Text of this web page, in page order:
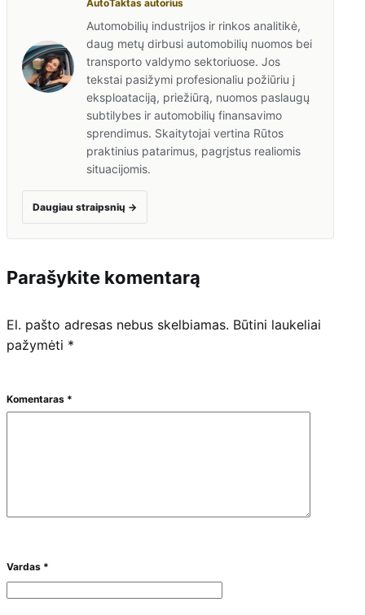
AutoTaktas autorius
Automobilių industrijos ir rinkos analitikė,
daug metų dirbusi automobilių nuomos bei
transporto valdymo sektoriuose. Jos
tekstai pasižymi profesionaliu požiūriu į
eksploataciją, priežiūrą, nuomos paslaugų
subtilybes ir automobilių finansavimo
sprendimus. Skaitytojai vertina Rūtos
praktinius patarimus, pagrįstus realiomis
situacijomis.
Daugiau straipsnių →
Parašykite komentarą
El. pašto adresas nebus skelbiamas. Būtini laukeliai
pažymėti *
Komentaras *
Vardas *